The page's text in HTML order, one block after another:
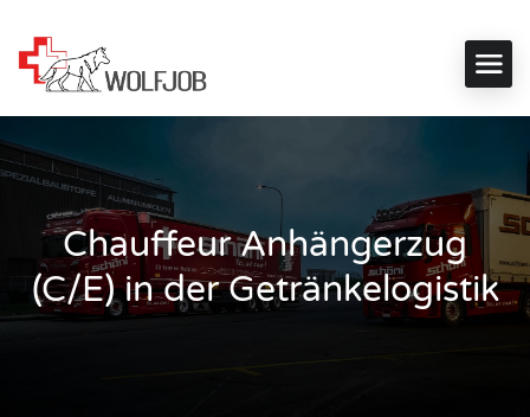
Chauffeur Anhängerzug
(C/E) in der Getränkelogistik